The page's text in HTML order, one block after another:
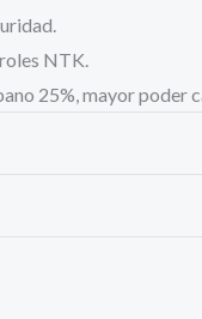
NTK.
25%, mayor poder